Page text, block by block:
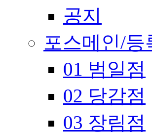
공지
포스메인/등
01 범일점
02 당감점
03 장림점